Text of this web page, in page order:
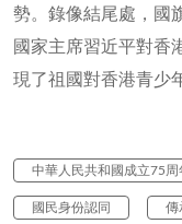
勢。錄像結尾處，國
國家主席習近平對香
現了祖國對香港青少
中華人民共和國成立75周
國民身份認同 傳